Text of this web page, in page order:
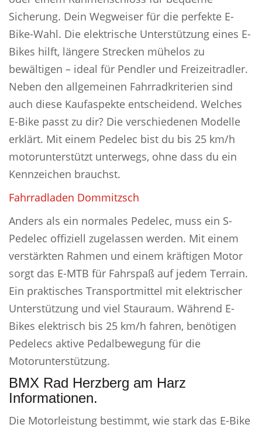
Sicherung. Dein Wegweiser für die perfekte E-
Bike-Wahl. Die elektrische Unterstützung eines E-
Bikes hilft, längere Strecken mühelos zu
bewältigen – ideal für Pendler und Freizeitradler.
Neben den allgemeinen Fahrradkriterien sind
auch diese Kaufaspekte entscheidend. Welches
E-Bike passt zu dir? Die verschiedenen Modelle
erklärt. Mit einem Pedelec bist du bis 25 km/h
motorunterstützt unterwegs, ohne dass du ein
Kennzeichen brauchst.
Fahrradladen Dommitzsch
Anders als ein normales Pedelec, muss ein S-
Pedelec offiziell zugelassen werden. Mit einem
verstärkten Rahmen und einem kräftigen Motor
sorgt das E-MTB für Fahrspaß auf jedem Terrain.
Ein praktisches Transportmittel mit elektrischer
Unterstützung und viel Stauraum. Während E-
Bikes elektrisch bis 25 km/h fahren, benötigen
Pedelecs aktive Pedalbewegung für die
Motorunterstützung.
BMX Rad Herzberg am Harz
Informationen.
Die Motorleistung bestimmt, wie stark das E-Bike